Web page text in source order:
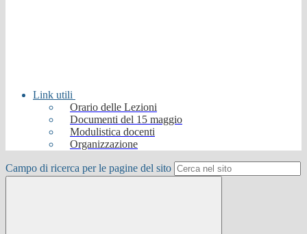
Link utili
Orario delle Lezioni
Documenti del 15 maggio
Modulistica docenti
Organizzazione
Campo di ricerca per le pagine del sito